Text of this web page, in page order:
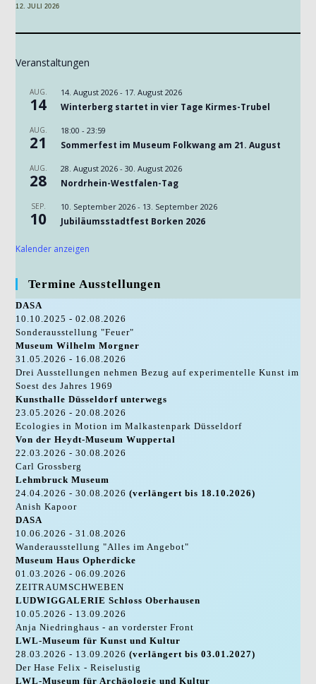
12. JULI 2026
Veranstaltungen
AUG.
14
14. August 2026 - 17. August 2026
Winterberg startet in vier Tage Kirmes-Trubel
AUG.
21
18:00 -23:59
Sommerfest im Museum Folkwang am 21. August
AUG.
28
28. August 2026 -30. August 2026
Nordrhein-Westfalen-Tag
SEP.
10
10. September 2026 - 13. September 2026
Jubiläumsstadtfest Borken 2026
Kalender anzeigen
Termine Ausstellungen
DASA
10.10.2025 - 02.08.2026
Sonderausstellung "Feuer"
Museum Wilhelm Morgner
31.05.2026 - 16.08.2026
Drei Ausstellungen nehmen Bezug auf experimentelle Kunst im
Soest des Jahres 1969
Kunsthalle Düsseldorf unterwegs
23.05.2026 - 20.08.2026
Ecologies in Motion im Malkastenpark Düsseldorf
Von der Heydt-Museum Wuppertal
22.03.2026 - 30.08.2026
Carl Grossberg
Lehmbruck Museum
24.04.2026 - 30.08.2026(verlängert bis 18.10.2026)
Anish Kapoor
DASA
10.06.2026 - 31.08.2026
Wanderausstellung "Alles im Angebot"
Museum Haus Opherdicke
01.03.2026 - 06.09.2026
ZEITRAUMSCHWEBEN
LUDWIGGALERIE Schloss Oberhausen
10.05.2026 - 13.09.2026
Anja Niedringhaus - an vorderster Front
LWL-Museum für Kunst und Kultur
28.03.2026 - 13.09.2026(verlängert bis 03.01.2027)
Der Hase Felix - Reiselustig
LWL-Museum für Archäologie und Kultur